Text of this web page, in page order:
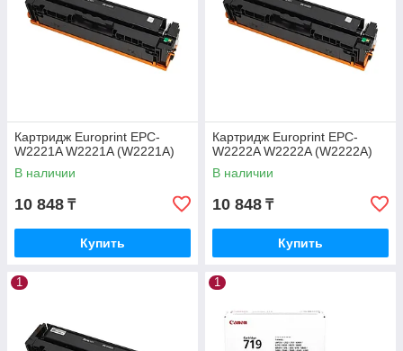
Картридж Europrint EPC-
W2221A W2221A (W2221A)
В наличии
10 848 ₸
Купить
Картридж Europrint EPC-
W2222A W2222A (W2222A)
В наличии
10 848 ₸
Купить
1 1